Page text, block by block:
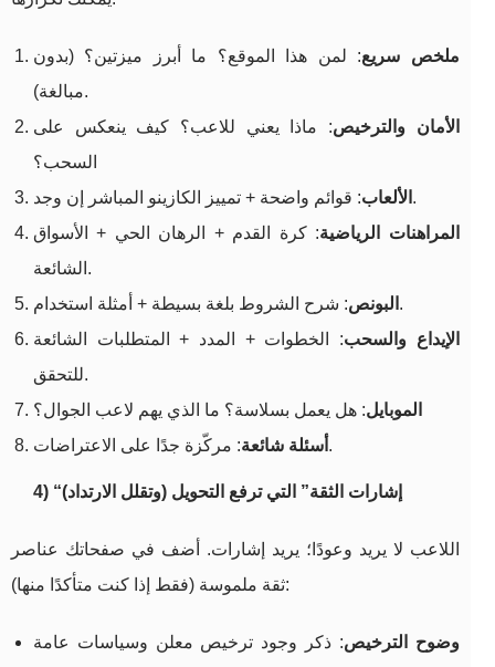
ملخص سريع: لمن هذا الموقع؟ ما أبرز ميزتين؟ (بدون
مبالغة).
الأمان والترخيص: ماذا يعني للاعب؟ كيف ينعكس على
السحب؟
الألعاب : قوائم واضحة + تمييز الكازينو المباشر إن وجد.
المراهنات الرياضية: كرة القدم + الرهان الحي + الأسواق
الشائعة.
البونص : شرح الشروط بلغة بسيطة + أمثلة استخدام.
الإيداع والسحب: الخطوات + المدد + المتطلبات الشائعة
للتحقق.
الموبايل: هل يعمل بسلاسة؟ ما الذي يهم لاعب الجوال؟
أسئلة شائعة : مركّزة جدًا على الاعتراضات.
4) “إشارات الثقة” التي ترفع التحويل (وتقلل الارتداد)
اللاعب لا يريد وعودًا؛ يريد إشارات. أضف في صفحاتك عناصر
ثقة ملموسة (فقط إذا كنت متأكدًا منها):
وضوح الترخيص: ذكر وجود ترخيص معلن وسياسات عامة